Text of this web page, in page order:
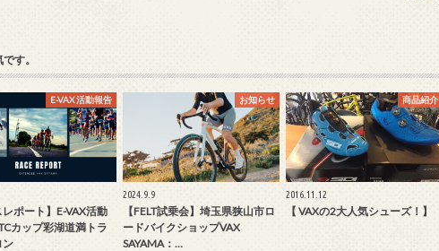
す。
E-VAX 活動報告
レポート】E-VAX活動
カップ彩湖道満トラ
ン
お知らせ
2024.9.9
【FELT試乗会】埼玉県狭山市ロ
ードバイクショップVAX
SAYAMA：…
商品紹介
2016.11.12
【 VAXの2大人気シューズ！】